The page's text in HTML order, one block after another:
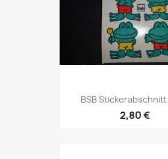
BSB Stickerabschnitt
2,80 €